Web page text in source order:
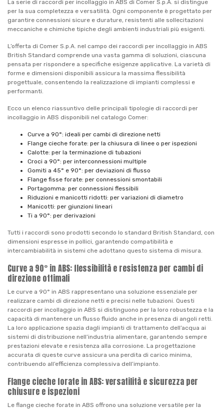
La serie di raccordi per incollaggio in ABS di Comer S.p.A. si distingue
per la sua completezza e versatilità. Ogni componente è progettato per
garantire connessioni sicure e durature, resistenti alle sollecitazioni
meccaniche e chimiche tipiche degli ambienti industriali più esigenti.
L’offerta di Comer S.p.A. nel campo dei raccordi per incollaggio in ABS
British Standard comprende una vasta gamma di soluzioni, ciascuna
pensata per rispondere a specifiche esigenze applicative. La varietà di
forme e dimensioni disponibili assicura la massima flessibilità
progettuale, consentendo la realizzazione di impianti complessi e
performanti.
Ecco un elenco riassuntivo delle principali tipologie di raccordi per
incollaggio in ABS disponibili nel catalogo Comer:
Curve a 90°: ideali per cambi di direzione netti
Flange cieche forate: per la chiusura di linee o per ispezioni
Calotte: per la terminazione di tubazioni
Croci a 90°: per interconnessioni multiple
Gomiti a 45° e 90°: per deviazioni di flusso
Flange fisse forate: per connessioni smontabili
Portagomma: per connessioni flessibili
Riduzioni e manicotti ridotti: per variazioni di diametro
Manicotti: per giunzioni lineari
Ti a 90°: per derivazioni
Tutti i raccordi sono prodotti secondo lo standard British Standard, con
dimensioni espresse in pollici, garantendo compatibilità e
intercambiabilità in sistemi che adottano questo sistema di misura.
Curve a 90° in ABS: flessibilità e resistenza per cambi di
direzione ottimali
Le curve a 90° in ABS rappresentano una soluzione essenziale per
realizzare cambi di direzione netti e precisi nelle tubazioni. Questi
raccordi per incollaggio in ABS si distinguono per la loro robustezza e la
capacità di mantenere un flusso fluido anche in presenza di angoli retti.
La loro applicazione spazia dagli impianti di trattamento dell’acqua ai
sistemi di distribuzione nell’industria alimentare, garantendo sempre
prestazioni elevate e resistenza alla corrosione. La progettazione
accurata di queste curve assicura una perdita di carico minima,
contribuendo all’efficienza complessiva dell’impianto.
Flange cieche forate in ABS: versatilità e sicurezza per
chiusure e ispezioni
Le flange cieche forate in ABS offrono una soluzione versatile per la